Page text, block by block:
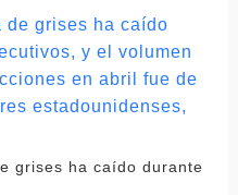
de grises ha caído
y el volumen
en abril fue de
estadounidenses,
grises ha caído durante